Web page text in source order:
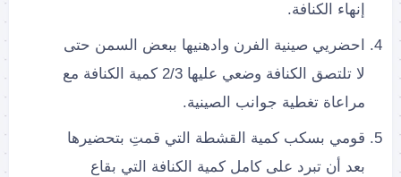
إنهاء الكنافة.
احضريي صينية الفرن وادهنيها ببعض السمن حتى
لا تلتصق الكنافة وضعي عليها 2/3 كمية الكنافة مع
مراعاة تغطية جوانب الصينية.
قومي بسكب كمية القشطة التي قمتِ بتحضيرها
بعد أن تبرد على كامل كمية الكنافة التي بقاع